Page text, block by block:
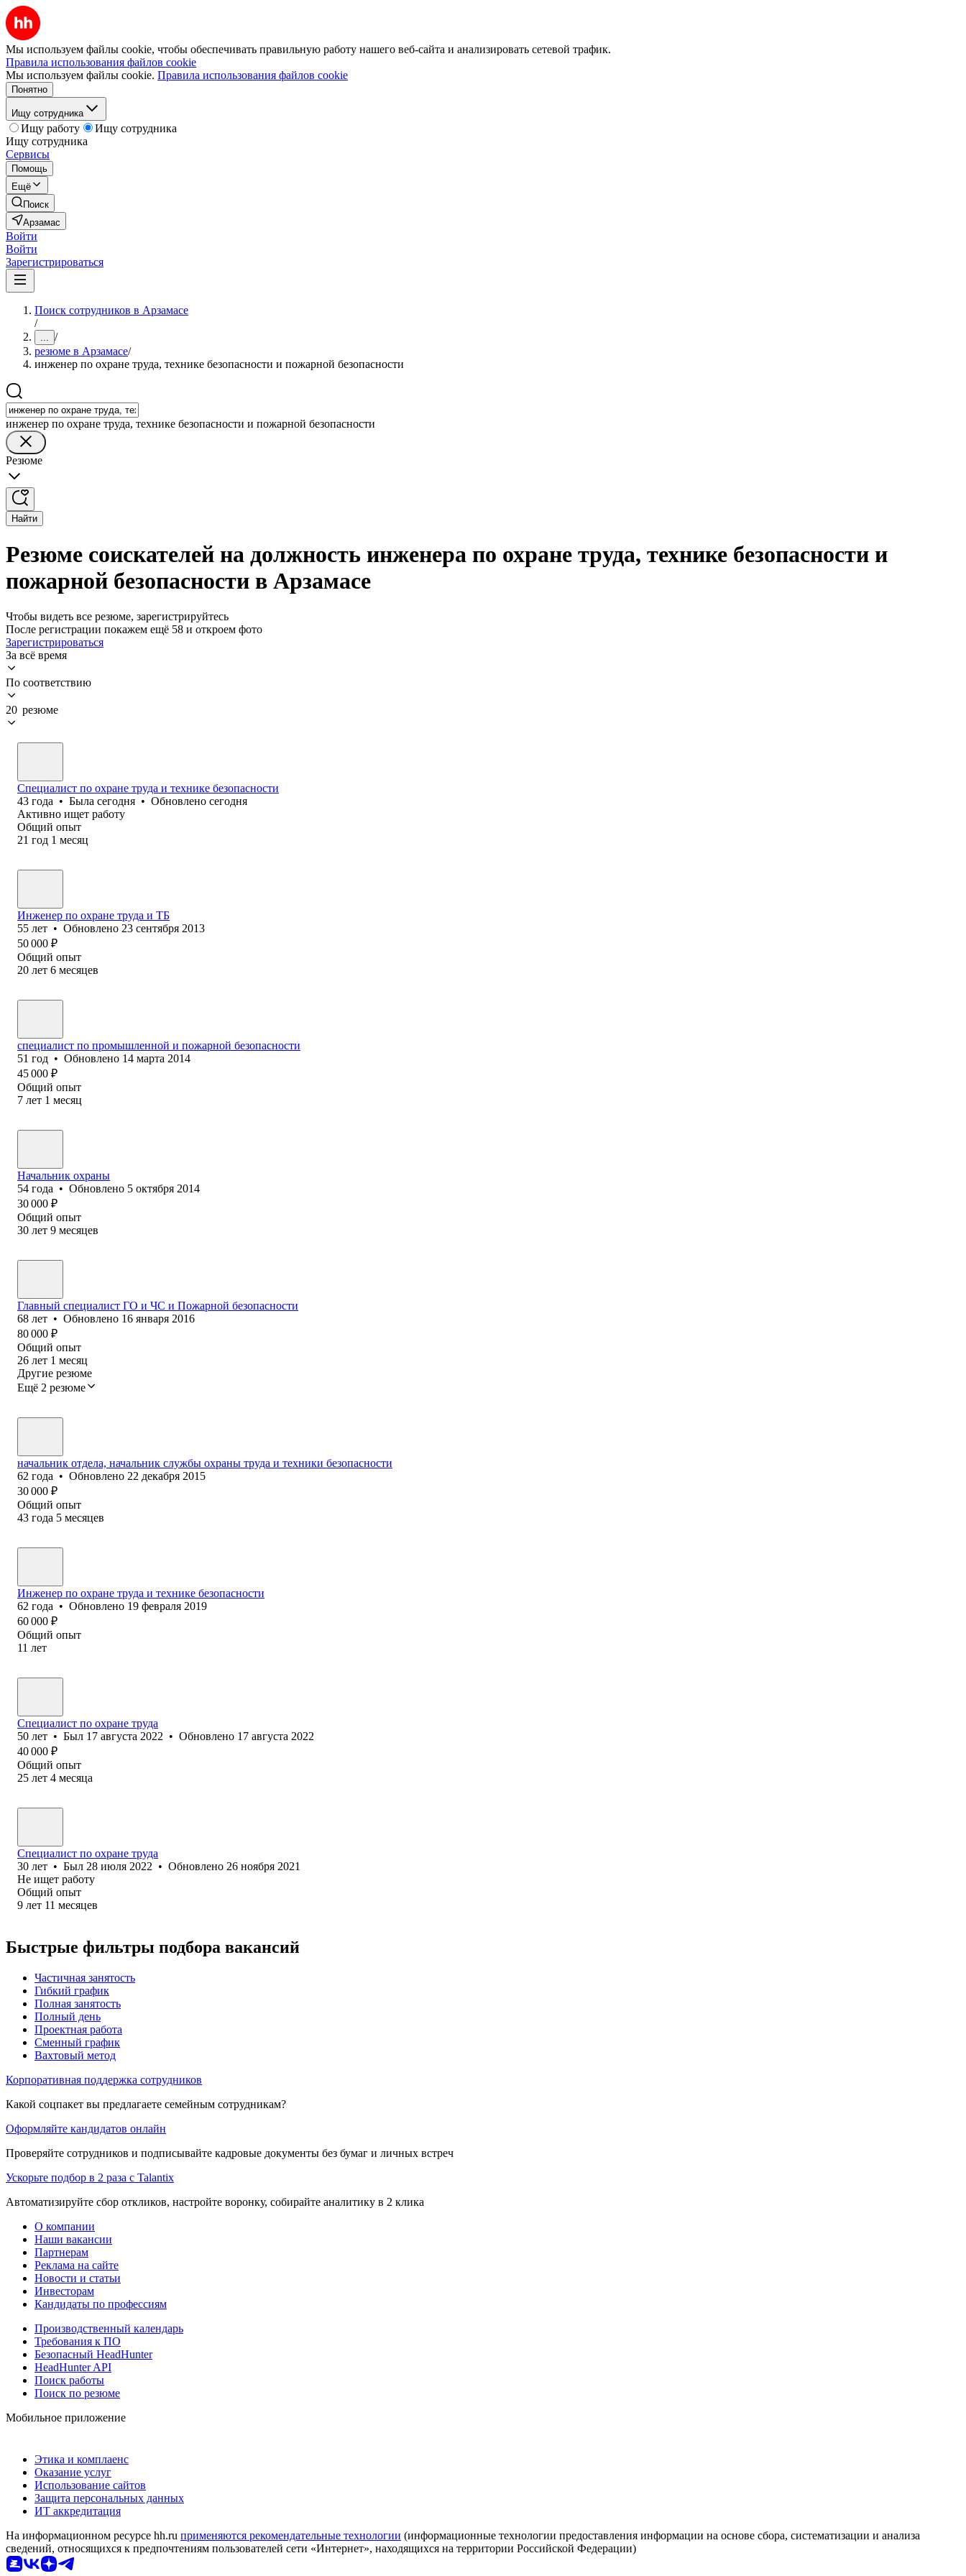
Мы используем файлы cookie, чтобы обеспечивать правильную работу нашего веб-сайта и анализировать сетевой трафик.
Правила использования файлов cookie
Мы используем файлы cookie. Правила использования файлов cookie
Понятно
Ищу сотрудника
Ищу работу
Ищу сотрудника
Ищу сотрудника
Сервисы
Помощь
Ещё
Поиск
Арзамас
Войти
Войти
Зарегистрироваться
Поиск сотрудников в Арзамасе
/
... /
резюме в Арзамасе/
инженер по охране труда, технике безопасности и пожарной безопасности
инженер по охране труда, технике безопасности и пожарной безопасности
Резюме
Найти
Резюме соискателей на должность инженера по охране труда, технике безопасности и
пожарной безопасности в Арзамасе
Чтобы видеть все резюме, зарегистрируйтесь
После регистрации покажем ещё 58 и откроем фото
Зарегистрироваться
За всё время
По соответствию
20 резюме
Специалист по охране труда и технике безопасности
43 года • Была сегодня • Обновлено сегодня
Активно ищет работу
Общий опыт
21 год 1 месяц
Инженер по охране труда и ТБ
55 лет • Обновлено 23 сентября 2013
50 000 ₽
Общий опыт
20 лет 6 месяцев
специалист по промышленной и пожарной безопасности
51 год • Обновлено 14 марта 2014
45 000 ₽
Общий опыт
7 лет 1 месяц
Начальник охраны
54 года • Обновлено 5 октября 2014
30 000 ₽
Общий опыт
30 лет 9 месяцев
Главный специалист ГО и ЧС и Пожарной безопасности
68 лет • Обновлено 16 января 2016
80 000 ₽
Общий опыт
26 лет 1 месяц
Другие резюме
Ещё 2 резюме
начальник отдела, начальник службы охраны труда и техники безопасности
62 года • Обновлено 22 декабря 2015
30 000 ₽
Общий опыт
43 года 5 месяцев
Инженер по охране труда и технике безопасности
62 года • Обновлено 19 февраля 2019
60 000 ₽
Общий опыт
11 лет
Специалист по охране труда
50 лет • Был 17 августа 2022 • Обновлено 17 августа 2022
40 000 ₽
Общий опыт
25 лет 4 месяца
Специалист по охране труда
30 лет • Был 28 июля 2022 • Обновлено 26 ноября 2021
Не ищет работу
Общий опыт
9 лет 11 месяцев
Быстрые фильтры подбора вакансий
Частичная занятость
Гибкий график
Полная занятость
Полный день
Проектная работа
Сменный график
Вахтовый метод
Корпоративная поддержка сотрудников
Какой соцпакет вы предлагаете семейным сотрудникам?
Оформляйте кандидатов онлайн
Проверяйте сотрудников и подписывайте кадровые документы без бумаг и личных встреч
Ускорьте подбор в 2 раза с Talantix
Автоматизируйте сбор откликов, настройте воронку, собирайте аналитику в 2 клика
О компании
Наши вакансии
Партнерам
Реклама на сайте
Новости и статьи
Инвесторам
Кандидаты по профессиям
Производственный календарь
Требования к ПО
Безопасный HeadHunter
HeadHunter API
Поиск работы
Поиск по резюме
Мобильное приложение
Этика и комплаенс
Оказание услуг
Использование сайтов
Защита персональных данных
ИТ аккредитация
На информационном ресурсе hh.ru применяются рекомендательные технологии (информационные технологии предоставления информации на основе сбора, систематизации и анализа
сведений, относящихся к предпочтениям пользователей сети «Интернет», находящихся на территории Российской Федерации)